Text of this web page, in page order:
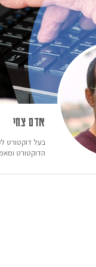
אדם צחי
בעל דוקטורט
הדוקטורט